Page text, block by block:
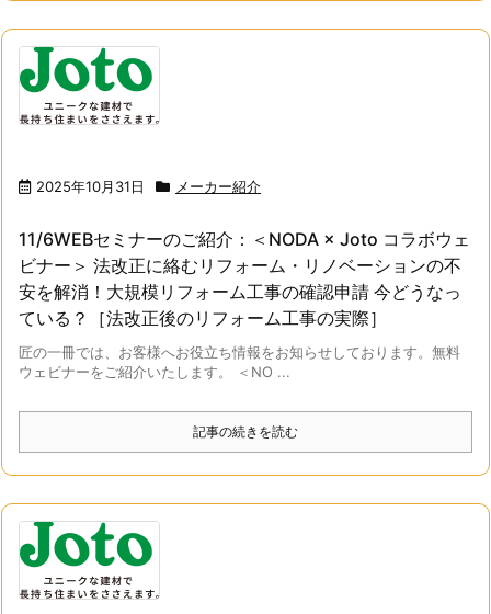
2025年10月31日 メーカー紹介
11/6WEBセミナーのご紹介：＜NODA × Joto コラボウェ
ビナー＞ 法改正に絡むリフォーム・リノベーションの不
安を解消！大規模リフォーム工事の確認申請 今どうなっ
ている？［法改正後のリフォーム工事の実際］
匠の一冊では、お客様へお役立ち情報をお知らせしております。無料
ウェビナーをご紹介いたします。 ＜NO ...
記事の続きを読む